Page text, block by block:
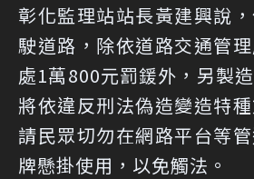
彰化監理站站長黃建興說
駛道路，除依道路交通管
處1萬800元罰鍰外，另製
將依違反刑法偽造變造特
請民眾切勿在網路平台等
牌懸掛使用，以免觸法。